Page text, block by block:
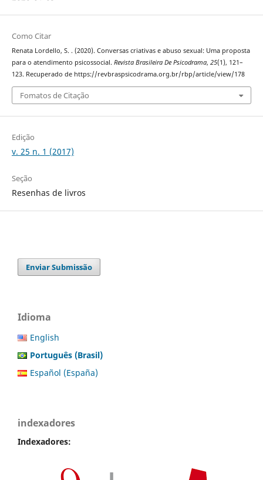
Como Citar
Renata Lordello, S. . (2020). Conversas criativas e abuso sexual: Uma proposta
para o atendimento psicossocial. Revista Brasileira De Psicodrama, 25(1), 121–
123. Recuperado de https://revbraspsicodrama.org.br/rbp/article/view/178
Fomatos de Citação
Edição
v. 25 n. 1 (2017)
Seção
Resenhas de livros
Enviar Submissão
Idioma
English
Português (Brasil)
Español (España)
indexadores
Indexadores: